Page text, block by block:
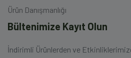
Ürün Danışmanlığı
Bültenimize Kayıt Olun
İndirimli Ürünlerden ve